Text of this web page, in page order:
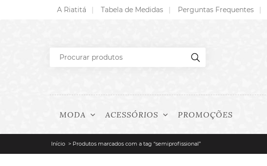
A Riatitá Tabela de Medidas Perguntas Frequentes
MODA ACESSÓRIOS PROMOÇÕES
Início > Produtos marcados com a tag “semiprofissional”